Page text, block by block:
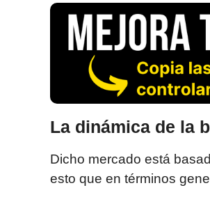
La dinámica de la
Dicho mercado está
esto que en términos